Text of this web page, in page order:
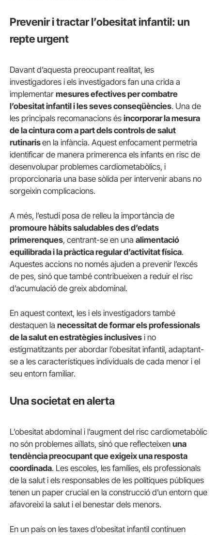
Prevenir i tractar l’obesitat infantil: un
repte urgent
Davant d’aquesta preocupant realitat, les
investigadores i els investigadors fan una crida a
implementar mesures efectives per combatre
l’obesitat infantil i les seves conseqüències. Una de
les principals recomanacions és incorporar la mesura
de la cintura com a part dels controls de salut
rutinarisen la infància. Aquest enfocament permetria
identificar de manera primerenca els infants en risc de
desenvolupar problemes cardiometabòlics, i
proporcionaria una base sòlida per intervenir abans no
sorgeixin complicacions.
A més, l’estudi posa de relleu la importància de
promoure hàbits saludables des d’edats
primerenques, centrant-se en una alimentació
equilibrada i la pràctica regular d’activitat física.
Aquestes accions no només ajuden a prevenir l’excés
de pes, sinó que també contribueixen a reduir el risc
d’acumulació de greix abdominal.
En aquest context, les i els investigadors també
destaquen la necessitat de formar els professionals
de la salut en estratègies inclusives i no
estigmatitzants per abordar l’obesitat infantil, adaptant-
se a les característiques individuals de cada menor i el
seu entorn familiar.
Una societat en alerta
L’obesitat abdominal i l’augment del risc cardiometabòlic
no són problemes aïllats, sinó que reflecteixen una
tendència preocupant que exigeix ​​una resposta
coordinada. Les escoles, les famílies, els professionals
de la salut i els responsables de les polítiques públiques
tenen un paper crucial en la construcció d’un entorn que
afavoreixi la salut i el benestar dels menors.
En un país on les taxes d’obesitat infantil continuen